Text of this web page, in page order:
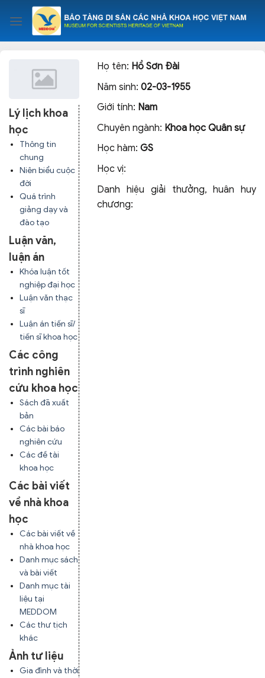
content
Lý lịch khoa
học
Thông tin
chung
Niên biểu cuộc
đời
Quá trình
giảng dạy và
đào tạo
Luận văn,
luận án
Khóa luận tốt
nghiệp đại học
Luận văn thạc
sĩ
Luận án tiến sĩ/
tiến sĩ khoa học
Các công
trình nghiên
cứu khoa học
Sách đã xuất
bản
Các bài báo
nghiên cứu
Các đề tài
khoa học
Các bài viết
về nhà khoa
học
Các bài viết về
nhà khoa học
Danh mục sách
và bài viết
Danh mục tài
liệu tại
MEDDOM
Các thư tịch
khác
Ảnh tư liệu
Gia đình và thời
Họ tên: Hồ Sơn Đài
Năm sinh:02-03-1955
Giới tính: Nam
Chuyên ngành: Khoa học Quân sự
Học hàm:GS
Học vị:
Danh hiệu giải thưởng, huân huy
chương: